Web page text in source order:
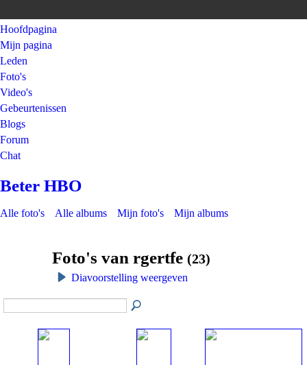
Hoofdpagina
Mijn pagina
Leden
Foto's
Video's
Gebeurtenissen
Blogs
Forum
Chat
Beter HBO
Alle foto's Alle albums Mijn foto's Mijn albums
Foto's van rgertfe (23)
Diavoorstelling weergeven